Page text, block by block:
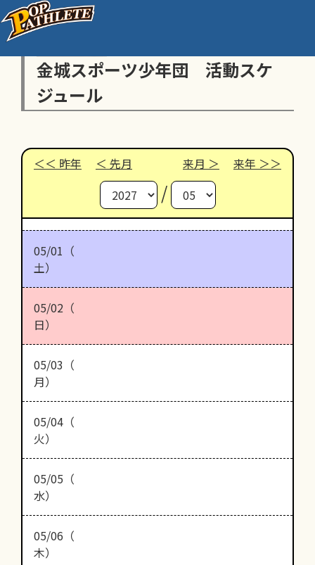
金城スポーツ少年団 活動スケ
ジュール
昨年 先月 来月 来年
/
05/01（
土）
05/02（
日）
05/03（
月）
05/04（
火）
05/05（
水）
05/06（
木）